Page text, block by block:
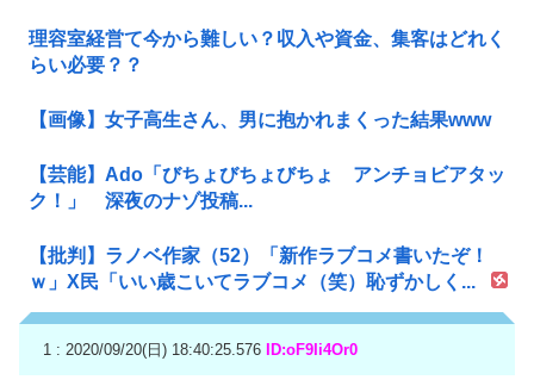
理容室経営て今から難しい？収入や資金、集客はどれく
らい必要？？
【画像】女子高生さん、男に抱かれまくった結果www
【芸能】Ado「びちょびちょびちょ アンチョビアタッ
ク！」 深夜のナゾ投稿...
【批判】ラノベ作家（52）「新作ラブコメ書いたぞ！
ｗ」X民「いい歳こいてラブコメ（笑）恥ずかしく...
1 : 2020/09/20(日) 18:40:25.576 ID:oF9Ii4Or0